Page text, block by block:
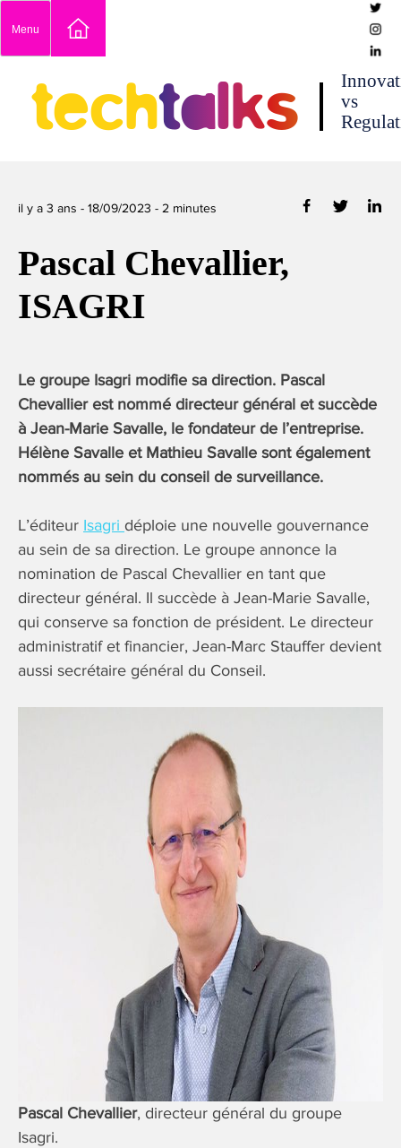
content
Menu
techtalks
vs
il y a 3 ans - 18/09/2023 - 2 minutes
Pascal Chevallier,
ISAGRI
Le groupe Isagri modifie sa direction. Pascal
Chevallier est nommé directeur général et succède
à Jean-Marie Savalle, le fondateur de l’entreprise.
Hélène Savalle et Mathieu Savalle sont également
nommés au sein du conseil de surveillance.
L’éditeur Isagri déploie une nouvelle gouvernance
au sein de sa direction. Le groupe annonce la
nomination de Pascal Chevallier en tant que
directeur général. Il succède à Jean-Marie Savalle,
qui conserve sa fonction de président. Le directeur
administratif et financier, Jean-Marc Stauffer devient
aussi secrétaire général du Conseil.
Pascal Chevallier, directeur général du groupe
Isagri.